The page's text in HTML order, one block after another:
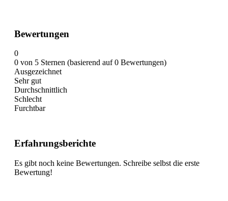
Bewertungen
0
0 von 5 Sternen (basierend auf 0 Bewertungen)
Ausgezeichnet
Sehr gut
Durchschnittlich
Schlecht
Furchtbar
Erfahrungsberichte
Es gibt noch keine Bewertungen. Schreibe selbst die erste
Bewertung!